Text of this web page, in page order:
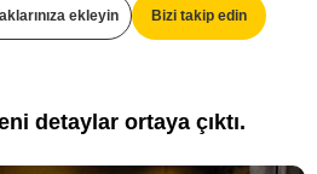
ekleyin Bizi takip edin
detaylar ortaya çıktı.